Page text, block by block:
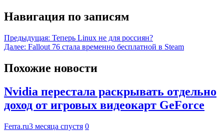
Навигация по записям
Предыдущая: Теперь Linux не для россиян?
Далее: Fallout 76 стала временно бесплатной в Steam
Похожие новости
Nvidia перестала раскрывать отдельно
доход от игровых видеокарт GeForce
Ferra.ru3 месяца спустя 0